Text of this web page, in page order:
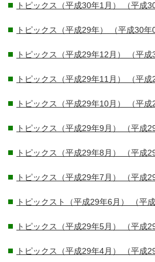
トピックス（平成30年1月） （平成
トピックス（平成29年） （平成30年
トピックス（平成29年12月） （平成
トピックス（平成29年11月） （平成
トピックス（平成29年10月） （平
トピックス（平成29年9月） （平成
トピックス（平成29年8月） （平成
トピックス（平成29年7月） （平成
トピックスト（平成29年6月） （平
トピックス（平成29年5月） （平成
トピックス（平成29年4月） （平成